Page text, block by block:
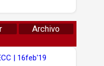
Archivo
| 16feb'19